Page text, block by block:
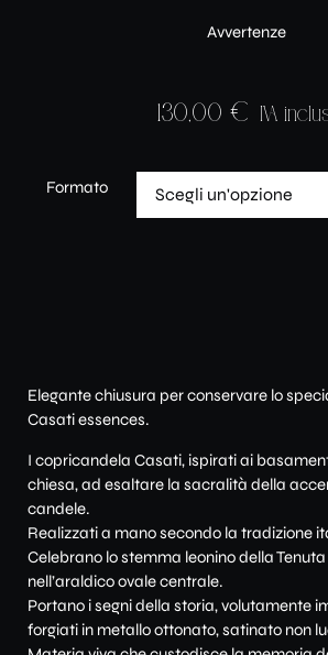
Avvertenze
130,00 € IVA
Formato
Elegante chiusura per conservare lo
Casati essences.
I copricandela Casati, ispirati ai
chiesa, ad esaltare la sacralità della
candele.
Realizzati a mano secondo la tradizione
Celebrano lo stemma leonino della
nell’araldico ovale centrale.
Portano i segni della storia, volutamente
forgiati in metallo ottonato, satinato non